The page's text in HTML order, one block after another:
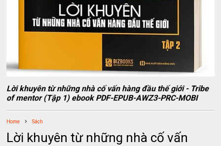
Lời khuyên từ những nhà cố vấn hàng đầu thế giới - Tribe
of mentor (Tập 1) ebook PDF-EPUB-AWZ3-PRC-MOBI
Home Sách
Lời khuyên từ những nhà cố vấn